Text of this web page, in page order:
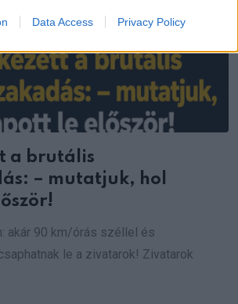
Data Access Privacy Policy
a brutális
– mutatjuk, hol
akár 90 km/órás széllel és
le a zivatarok! Zivatarok